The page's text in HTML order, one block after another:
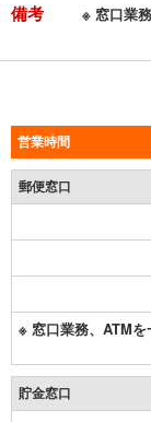
備考 ※ 窓口業
営業時間
郵便窓口
※ 窓口業務、ATMを
貯金窓口